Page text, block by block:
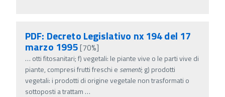
PDF: Decreto Legislativo nx 194 del 17
marzo 1995[70%]
… otti fitosanitari; f) vegetali: le piante vive o le parti vive di
piante, compresi frutti freschi e sementi; g) prodotti
vegetali: i prodotti di origine vegetale non trasformati o
sottoposti a trattam …